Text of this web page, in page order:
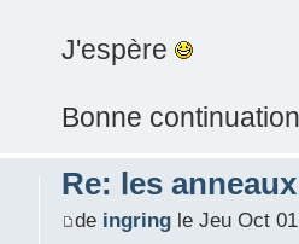
J'espère
Bonne
Re: les
de ingringle Jeu Oct